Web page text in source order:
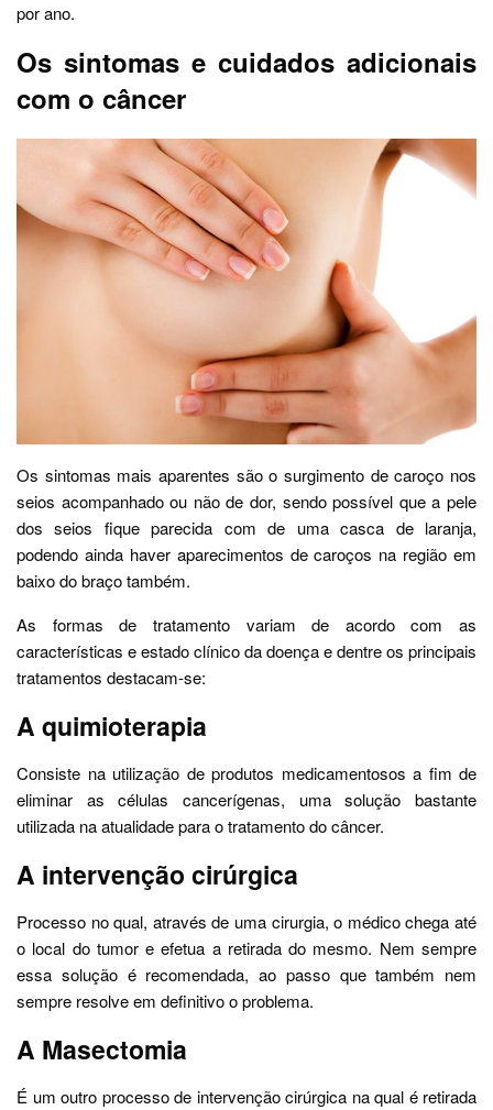
por ano.
Os sintomas e cuidados adicionais
com o câncer
Os sintomas mais aparentes são o surgimento de caroço nos
seios acompanhado ou não de dor, sendo possível que a pele
dos seios fique parecida com de uma casca de laranja,
podendo ainda haver aparecimentos de caroços na região em
baixo do braço também.
As formas de tratamento variam de acordo com as
características e estado clínico da doença e dentre os principais
tratamentos destacam-se:
A quimioterapia
Consiste na utilização de produtos medicamentosos a fim de
eliminar as células cancerígenas, uma solução bastante
utilizada na atualidade para o tratamento do câncer.
A intervenção cirúrgica
Processo no qual, através de uma cirurgia, o médico chega até
o local do tumor e efetua a retirada do mesmo. Nem sempre
essa solução é recomendada, ao passo que também nem
sempre resolve em definitivo o problema.
A Masectomia
É um outro processo de intervenção cirúrgica na qual é retirada